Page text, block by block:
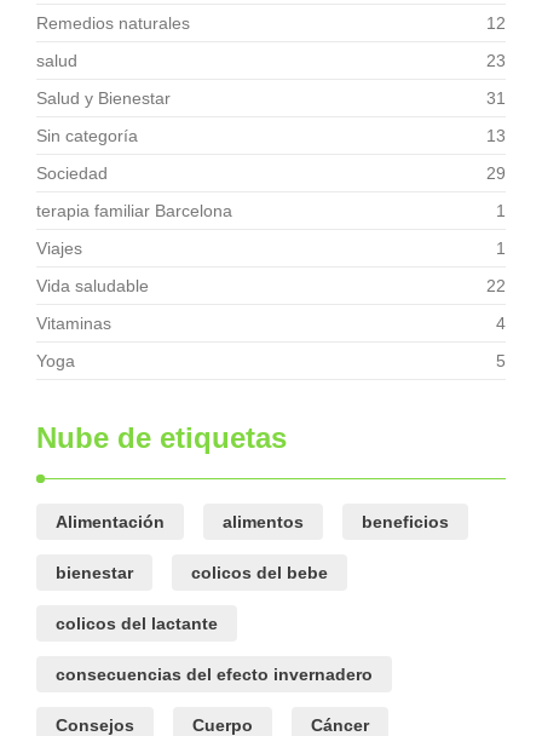
Remedios naturales
12
salud
23
Salud y Bienestar
31
Sin categoría
13
Sociedad
29
terapia familiar Barcelona
1
Viajes
1
Vida saludable
22
Vitaminas
4
Yoga
5
Nube de etiquetas
Alimentación alimentos beneficios
bienestar colicos del bebe
colicos del lactante
consecuencias del efecto invernadero
Consejos Cuerpo Cáncer